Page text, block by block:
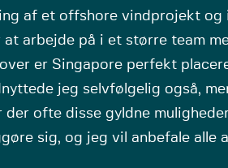
af et offshore vindprojekt
at arbejde på i et større team
er Singapore perfekt
jeg selvfølgelig også,
der ofte disse gyldne
sig, og jeg vil anbefale alle